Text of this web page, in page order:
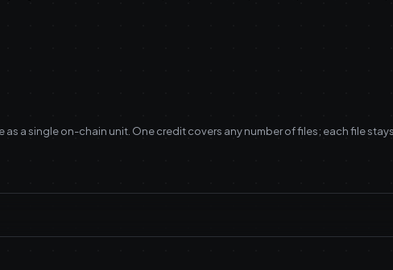
as a single on-chain unit. One credit covers any number of files; each file